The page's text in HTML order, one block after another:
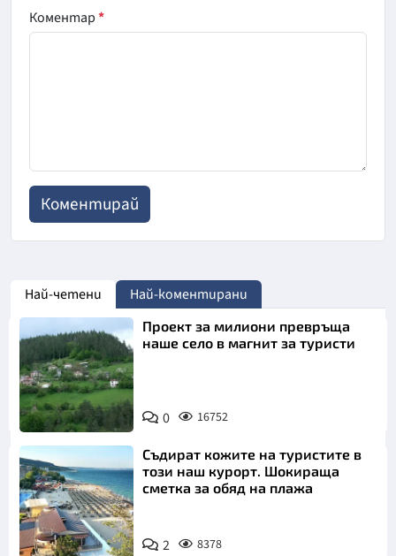
Коментар*
Най-четени Най-коментирани
Проект за милиони превръща
наше село в магнит за туристи
0 16752
Съдират кожите на туристите в
този наш курорт. Шокираща
сметка за обяд на плажа
2 8378